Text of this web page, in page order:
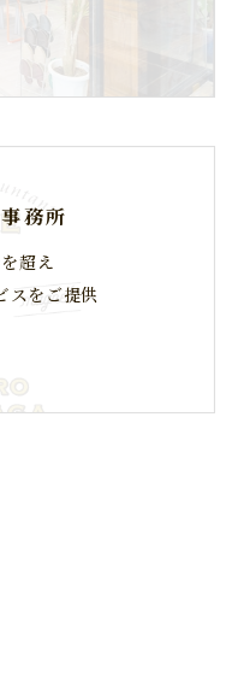
務所
超え
スをご提供